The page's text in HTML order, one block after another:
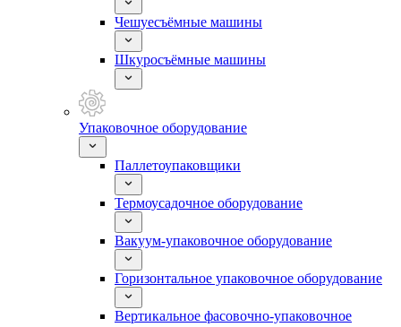
Чешуесъёмные машины
Шкуросъёмные машины
Упаковочное оборудование
Паллетоупаковщики
Термоусадочное оборудование
Вакуум-упаковочное оборудование
Горизонтальное упаковочное оборудование
Вертикальное фасовочно-упаковочное